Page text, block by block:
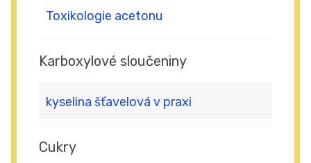
Toxikologie acetonu
Karboxylové sloučeniny
kyselina šťavelová v praxi
Cukry